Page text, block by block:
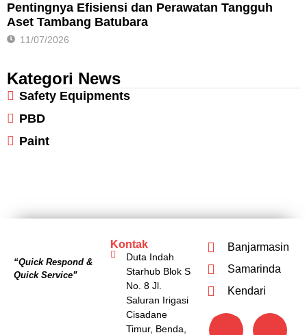
Pentingnya Efisiensi dan Perawatan Tangguh
Aset Tambang Batubara
11/07/2026
Kategori News
Safety Equipments
PBD
Paint
“Quick Respond &
Quick Service”
Kontak
Duta Indah
Starhub Blok S
No. 8 Jl.
Saluran Irigasi
Cisadane
Timur, Benda,
Banjarmasin
Samarinda
Kendari